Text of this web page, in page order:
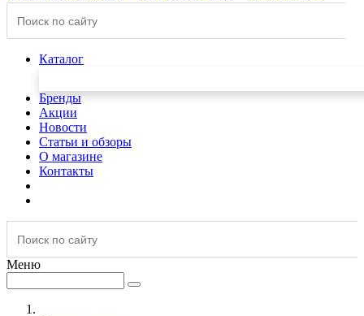
Каталог
Бренды
Акции
Новости
Статьи и обзоры
О магазине
Контакты
Меню